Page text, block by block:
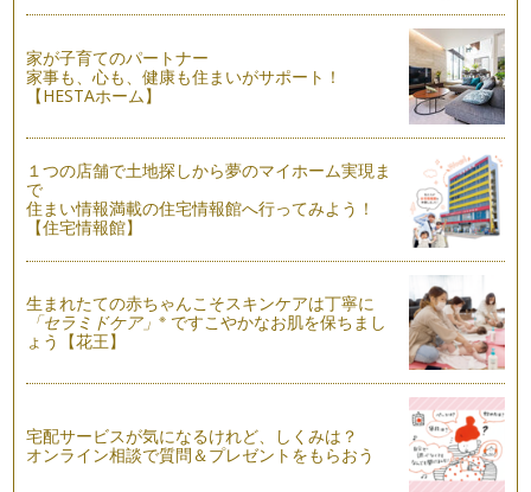
ハロウィン 季節の簡単活け花 【応用編】
花器にお水をいれてお花をさす。のもとっても素敵ですが、前
回せっかく素敵な花器を制作したので…
ハロウィン 子どもと一緒に花器づくり 【基本編】
この数年、ハロウィンのイベントが日本でも本当に多くなって
きましたね。それにともない、ホーム…
家が子育てのパートナー
家事も、心も、健康も住まいがサポート！
【HESTAホーム】
１つの店舗で土地探しから夢のマイホーム実現ま
で
住まい情報満載の住宅情報館へ行ってみよう！
【住宅情報館】
生まれたての赤ちゃんこそスキンケアは丁寧に
「セラミドケア」※ ですこやかなお肌を保ちまし
ょう【花王】
宅配サービスが気になるけれど、しくみは？
オンライン相談で質問＆プレゼントをもらおう